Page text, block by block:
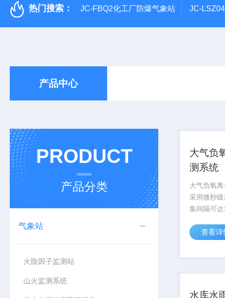
热门搜索： JC-FBQ2化工厂防爆气象站 JC-
产品中心
PRODUCT
产品分类
气象站
火险因子监测站
山火监测系统
大气负
测系统
大气负氧离
采用微秒
集间隔可达
级的采样频
查看详
水库水